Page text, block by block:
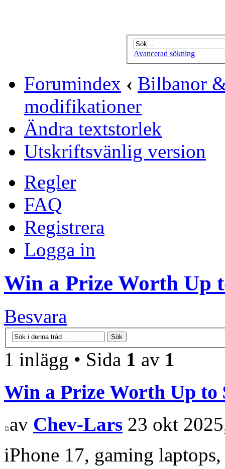
Avancerad sökning
Forumindex ‹ Bilbanor
modifikationer
Ändra textstorlek
Utskriftsvänlig version
Regler
FAQ
Registrera
Logga in
Win a Prize Worth Up
Besvara
1 inlägg • Sida 1 av 1
Win a Prize Worth Up to
av Chev-Lars 23 okt
iPhone 17, gaming